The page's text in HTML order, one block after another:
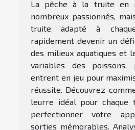
La pêche à la truite en
nombreux passionnés,
truite adapté à
rapidement devenir un
des milieux aquatiques et
variables des poissons,
entrent en jeu pour
réussite. Découvrez
leurre idéal pour
perfectionner votre
sorties mémorables.